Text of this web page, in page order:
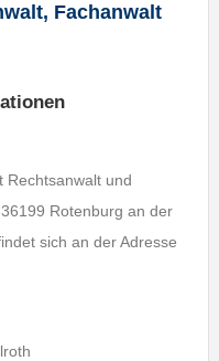
Fachanwalt
Rechtsanwalt und
Rotenburg an der
sich an der Adresse